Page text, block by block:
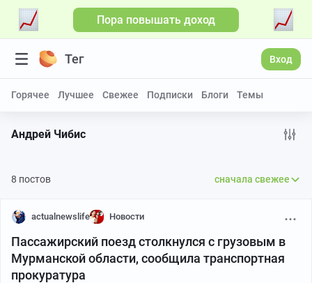
Пора повышать доход
Тег Вход
Горячее Лучшее Свежее Подписки Блоги Темы
Андрей Чибис
8 постов сначала свежее
actualnewslife Новости
Пассажирский поезд столкнулся с грузовым в
Мурманской области, сообщила транспортная
прокуратура
Больше видео